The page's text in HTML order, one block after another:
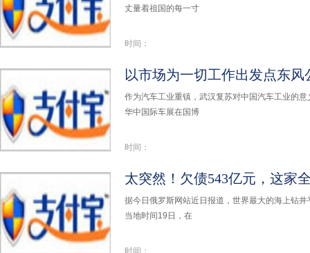
丈量着祖国的每一寸
时间：
作为汽车工业重镇，武汉复苏对中国汽车工业的
华中国际车展在国博
时间：
太突然！欠债543亿元，这家
据今日俄罗斯网站近日报道，世界最大的海上钻
当地时间19日，在
时间：